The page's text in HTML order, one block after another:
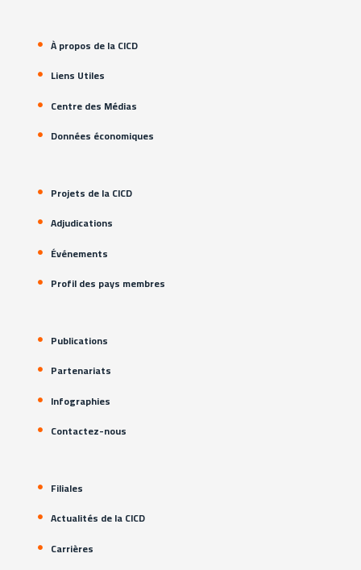
À propos de la CICD
Liens Utiles
Centre des Médias
Données économiques
Projets de la CICD
Adjudications
Événements
Profil des pays membres
Publications
Partenariats
Infographies
Contactez-nous
Filiales
Actualités de la CICD
Carrières